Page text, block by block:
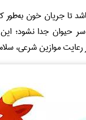
تا جریان خون
حیوان جدا نشود؛
رعایت موازین شرعی،